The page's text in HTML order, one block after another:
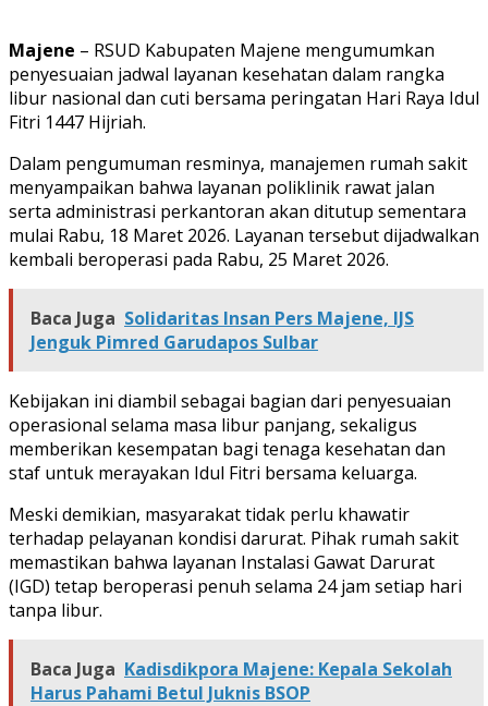
Majene – RSUD Kabupaten Majene mengumumkan
penyesuaian jadwal layanan kesehatan dalam rangka
libur nasional dan cuti bersama peringatan Hari Raya Idul
Fitri 1447 Hijriah.
Dalam pengumuman resminya, manajemen rumah sakit
menyampaikan bahwa layanan poliklinik rawat jalan
serta administrasi perkantoran akan ditutup sementara
mulai Rabu, 18 Maret 2026. Layanan tersebut dijadwalkan
kembali beroperasi pada Rabu, 25 Maret 2026.
Baca Juga Solidaritas Insan Pers Majene, IJS
Jenguk Pimred Garudapos Sulbar
Kebijakan ini diambil sebagai bagian dari penyesuaian
operasional selama masa libur panjang, sekaligus
memberikan kesempatan bagi tenaga kesehatan dan
staf untuk merayakan Idul Fitri bersama keluarga.
Meski demikian, masyarakat tidak perlu khawatir
terhadap pelayanan kondisi darurat. Pihak rumah sakit
memastikan bahwa layanan Instalasi Gawat Darurat
(IGD) tetap beroperasi penuh selama 24 jam setiap hari
tanpa libur.
Baca Juga Kadisdikpora Majene: Kepala Sekolah
Harus Pahami Betul Juknis BSOP